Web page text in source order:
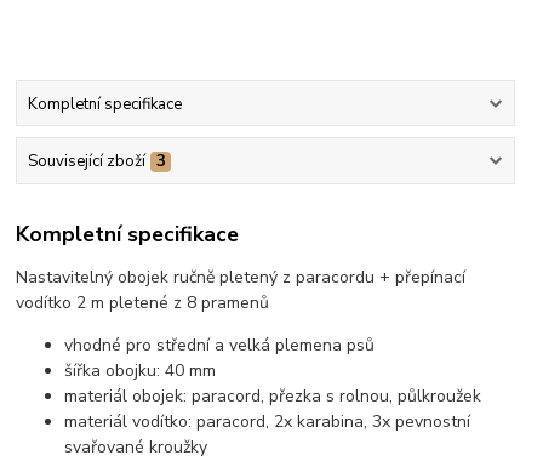
Kompletní specifikace
Související zboží 3
Kompletní specifikace
Nastavitelný obojek ručně pletený z paracordu + přepínací
vodítko 2 m pletené z 8 pramenů
vhodné pro střední a velká plemena psů
šířka obojku: 40 mm
materiál obojek: paracord, přezka s rolnou, půlkroužek
materiál vodítko: paracord, 2x karabina, 3x pevnostní
svařované kroužky